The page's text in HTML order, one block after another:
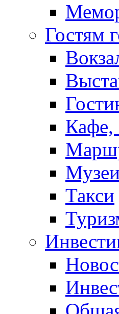
Гостям
Кафе,
Музеи
Такси